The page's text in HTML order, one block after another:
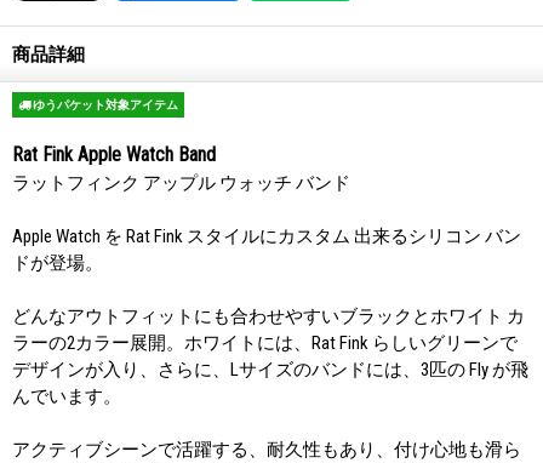
商品詳細
ゆうパケット対象アイテム
Rat Fink Apple Watch Band
ラットフィンク アップル ウォッチ バンド
Apple Watch を Rat Fink スタイルにカスタム 出来るシリコン バン
ドが登場。
どんなアウトフィットにも合わせやすいブラックとホワイト カ
ラーの2カラー展開。ホワイトには、Rat Fink らしいグリーンで
デザインが入り、さらに、Lサイズのバンドには、3匹の Fly が飛
んでいます。
アクティブシーンで活躍する、耐久性もあり、付け心地も滑ら